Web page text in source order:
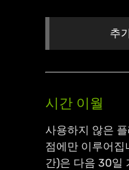
추
시간 이월
사용하지 않은
점에만 이루어집
간)은 다음 30일